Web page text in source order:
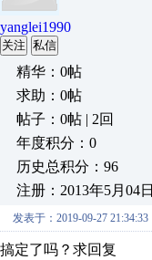
yanglei1990
关注 私信
精华：0帖
求助：0帖
帖子：0帖 | 2回
年度积分：0
历史总积分：96
注册：2013年5月04日
发表于：2019-09-27 21:34:33
搞定了吗？求回复